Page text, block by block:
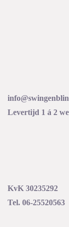
Levertijd 1 á 2
KvK 30235292
Tel. 06-25520563